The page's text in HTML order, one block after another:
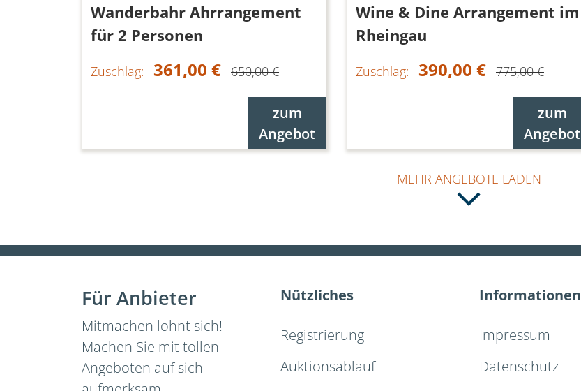
Wanderbahr Ahrrangement
für 2 Personen
Zuschlag: 361,00 € 650,00 €
zum
Angebot
Wine & Dine Arrangement im
Rheingau
Zuschlag: 390,00 € 775,00 €
zum
Angebot
MEHR ANGEBOTE LADEN
Für Anbieter
Mitmachen lohnt sich!
Machen Sie mit tollen
Angeboten auf sich
Nützliches
Registrierung
Auktionsablauf
Informationen
Impressum
Datenschutz